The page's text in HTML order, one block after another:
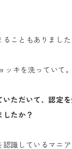
こともありました
キを洗っていて。
ただいて、認定を
したか？
認識しているマニ